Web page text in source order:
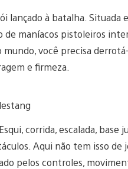
lançado à batalha. Situada
maníacos pistoleiros
mundo, você precisa
e firmeza.
corrida, escalada, base
Aqui não tem isso
pelos controles,